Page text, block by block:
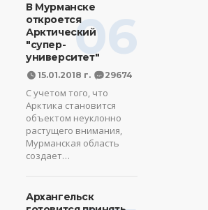
06
В Мурманске
откроется
Арктический
"супер-
университет"
15.01.2018 г. 29674
С учетом того, что
Арктика становится
объектом неуклонно
растущего внимания,
Мурманская область
создает…
Архангельск